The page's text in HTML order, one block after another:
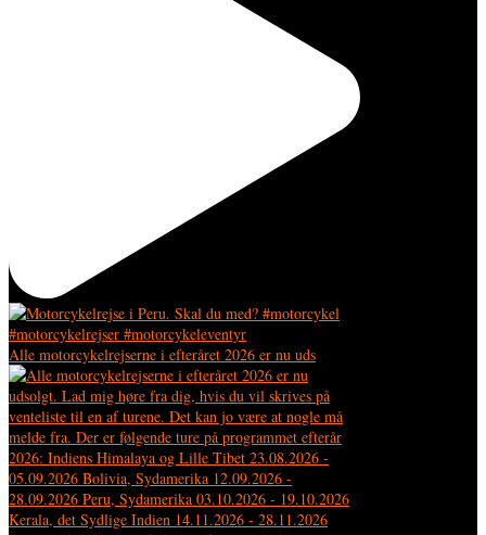
Alle motorcykelrejserne i efteråret 2026 er nu uds